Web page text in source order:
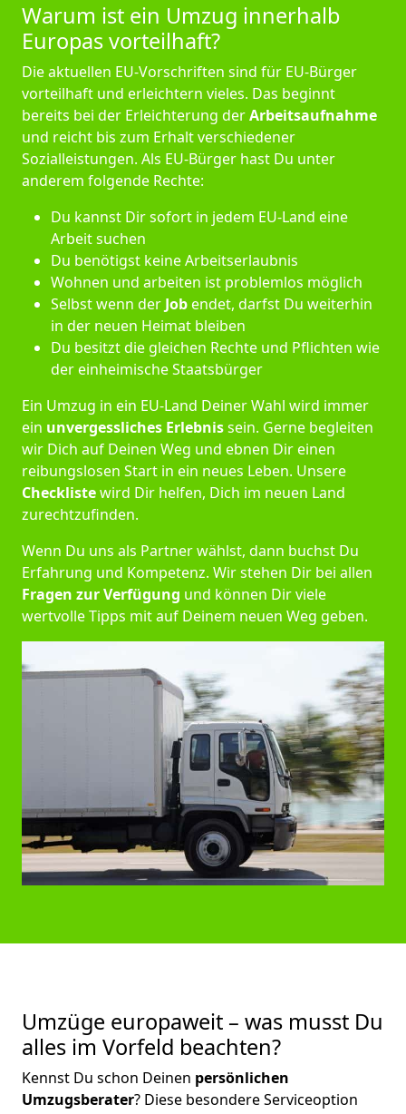
Warum ist ein Umzug innerhalb
Europas vorteilhaft?
Die aktuellen EU-Vorschriften sind für EU-Bürger
vorteilhaft und erleichtern vieles. Das beginnt
bereits bei der Erleichterung derArbeitsaufnahme
und reicht bis zum Erhalt verschiedener
Sozialleistungen. Als EU-Bürger hast Du unter
anderem folgende Rechte:
Du kannst Dir sofort in jedem EU-Land eine
Arbeit suchen
Du benötigst keine Arbeitserlaubnis
Wohnen und arbeiten ist problemlos möglich
Selbst wenn der Jobendet, darfst Du weiterhin
in der neuen Heimat bleiben
Du besitzt die gleichen Rechte und Pflichten wie
der einheimische Staatsbürger
Ein Umzug in ein EU-Land Deiner Wahl wird immer
ein unvergessliches Erlebnissein. Gerne begleiten
wir Dich auf Deinen Weg und ebnen Dir einen
reibungslosen Start in ein neues Leben. Unsere
Checklistewird Dir helfen, Dich im neuen Land
zurechtzufinden.
Wenn Du uns als Partner wählst, dann buchst Du
Erfahrung und Kompetenz. Wir stehen Dir bei allen
Fragen zur Verfügung und können Dir viele
wertvolle Tipps mit auf Deinem neuen Weg geben.
Umzüge europaweit – was musst Du
alles im Vorfeld beachten?
Kennst Du schon Deinen persönlichen
Umzugsberater? Diese besondere Serviceoption